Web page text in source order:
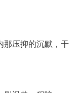
压抑的沉默，干